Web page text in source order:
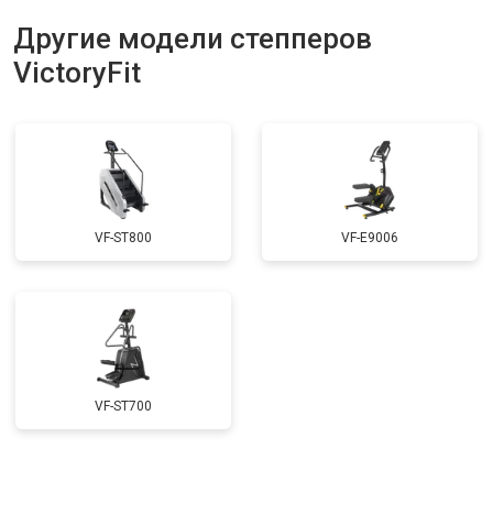
Другие модели степперов
VictoryFit
VF-ST800 VF-E9006
VF-ST700